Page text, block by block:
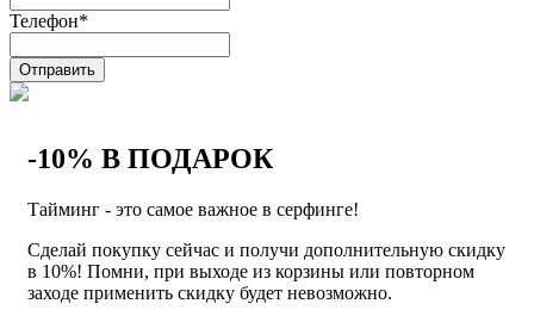
Телефон*
Отправить
-10% В ПОДАРОК
Тайминг - это самое важное в серфинге!
Сделай покупку сейчас и получи дополнительную скидку
в 10%! Помни, при выходе из корзины или повторном
заходе применить скидку будет невозможно.